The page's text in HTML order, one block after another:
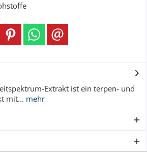
Extrakt ist ein terpen- und
mit... mehr